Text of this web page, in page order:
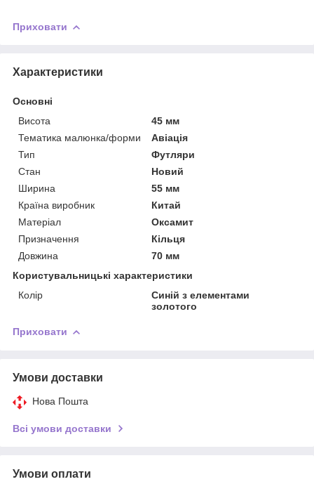
Приховати
Характеристики
Основні
Висота
45 мм
Тематика малюнка/форми
Авіація
Тип
Футляри
Стан
Новий
Ширина
55 мм
Країна виробник
Китай
Матеріал
Оксамит
Призначення
Кільця
Довжина
70 мм
Користувальницькі характеристики
Колір
Синій з елементами
золотого
Приховати
Умови доставки
Нова Пошта
Всі умови доставки
Умови оплати